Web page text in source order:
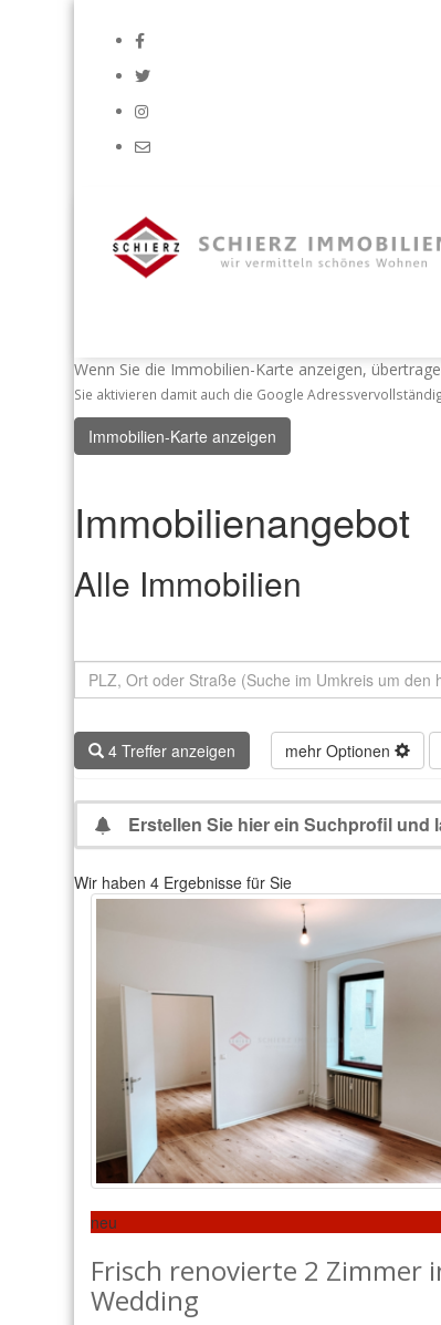
wir vermitteln schönes Wohnen...
Wenn Sie die Immobilien-Karte anzeigen,
Sie aktivieren damit auch die Google
Immobilien-Karte anzeigen
Immobilien­angebot
Alle Immobilien
4 Treffer anzeigen mehr Optionen
Erstellen Sie hier ein Suchprofil und
Wir haben 4 Ergebnisse für Sie
neu
Frisch renovierte 2 Zimmer
Wedding